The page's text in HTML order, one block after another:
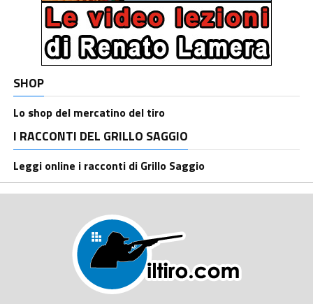
SHOP
Lo shop del mercatino del tiro
I RACCONTI DEL GRILLO SAGGIO
Leggi online i racconti di Grillo Saggio